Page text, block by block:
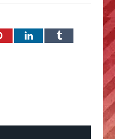
PinterestLinkedInTumblr